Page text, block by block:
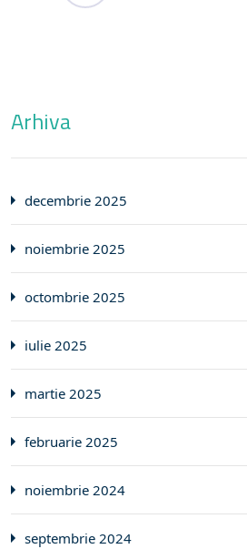
Arhiva
decembrie 2025
noiembrie 2025
octombrie 2025
iulie 2025
martie 2025
februarie 2025
noiembrie 2024
septembrie 2024